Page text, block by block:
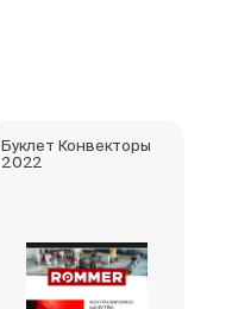
Буклет Конвекторы
2022